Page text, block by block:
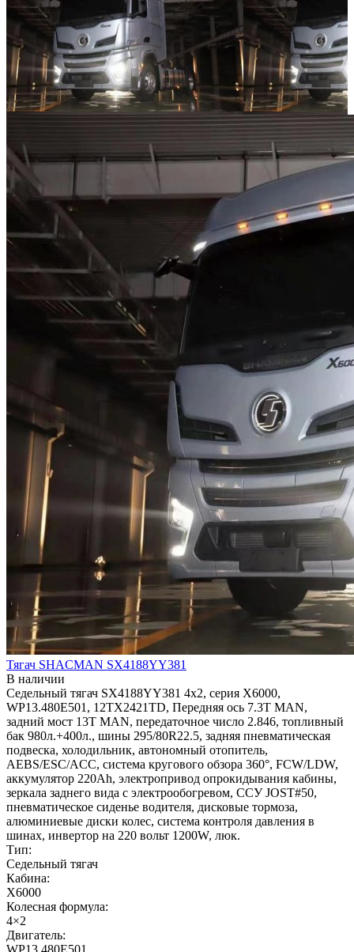
Тягач SHACMAN SX4188YY381
В наличии
Седельный тягач SX4188YY381 4x2, серия X6000,
WP13.480E501, 12TX2421TD, Передняя ось 7.3Т MAN,
задний мост 13T MAN, передаточное число 2.846, топливный
бак 980л.+400л., шины 295/80R22.5, задняя пневматическая
подвеска, холодильник, автономный отопитель,
AEBS/ESC/ACC, система кругового обзора 360°, FCW/LDW,
аккумулятор 220Ah, электропривод опрокидывания кабины,
зеркала заднего вида с электрообогревом, ССУ JOST#50,
пневматическое сиденье водителя, дисковые тормоза,
алюминиевые диски колес, система контроля давления в
шинах, инвертор на 220 вольт 1200W, люк.
Тип:
Седельный тягач
Кабина:
X6000
Колесная формула:
4×2
Двигатель:
WP13.480E501